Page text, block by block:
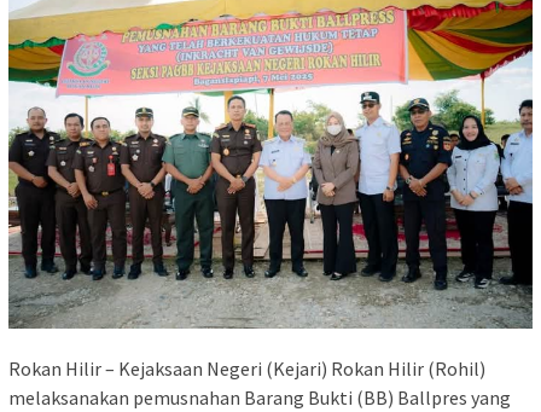
Rokan Hilir – Kejaksaan Negeri (Kejari) Rokan Hilir (Rohil)
melaksanakan pemusnahan Barang Bukti (BB) Ballpres yang